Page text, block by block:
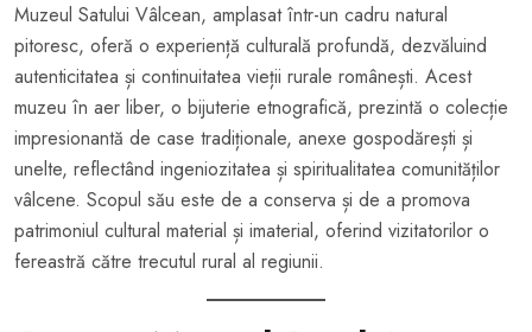
Muzeul Satului Vâlcean, amplasat într-un cadru natural
pitoresc, oferă o experiență culturală profundă, dezvăluind
autenticitatea și continuitatea vieții rurale românești. Acest
muzeu în aer liber, o bijuterie etnografică, prezintă o colecție
impresionantă de case tradiționale, anexe gospodărești și
unelte, reflectând ingeniozitatea și spiritualitatea comunităților
vâlcene. Scopul său este de a conserva și de a promova
patrimoniul cultural material și imaterial, oferind vizitatorilor o
fereastră către trecutul rural al regiunii.